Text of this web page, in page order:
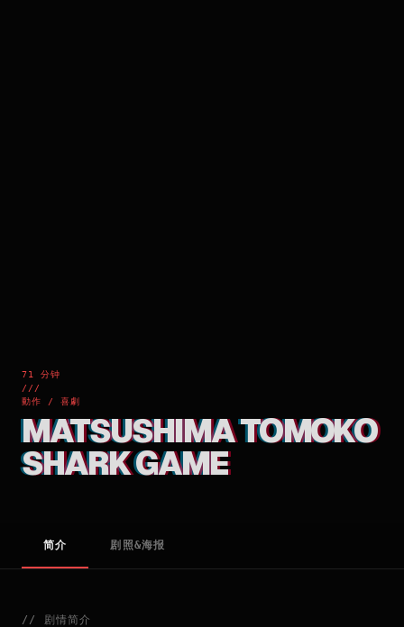
71 分钟
///
動作 / 喜劇
MATSUSHIMA TOMOKO
SHARK GAME
简介 剧照&海报
// 剧情简介